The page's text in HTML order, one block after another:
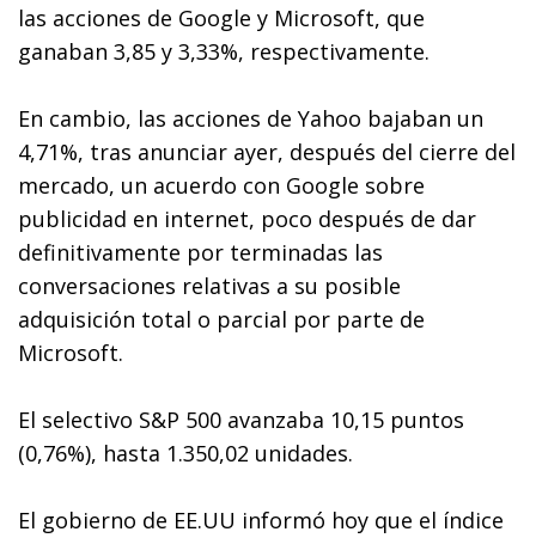
las acciones de Google y Microsoft, que
ganaban 3,85 y 3,33%, respectivamente.
En cambio, las acciones de Yahoo bajaban un
4,71%, tras anunciar ayer, después del cierre del
mercado, un acuerdo con Google sobre
publicidad en internet, poco después de dar
definitivamente por terminadas las
conversaciones relativas a su posible
adquisición total o parcial por parte de
Microsoft.
El selectivo S&P 500 avanzaba 10,15 puntos
(0,76%), hasta 1.350,02 unidades.
El gobierno de EE.UU informó hoy que el índice